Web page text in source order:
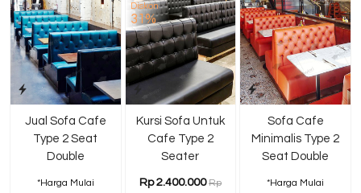
Jual Sofa Cafe
Type 2 Seat
Double
*Harga Mulai
Diskon
31%
Kursi Sofa Untuk
Cafe Type 2
Seater
Rp 2.400.000 Rp
Sofa Cafe
Minimalis Type 2
Seat Double
*Harga Mulai